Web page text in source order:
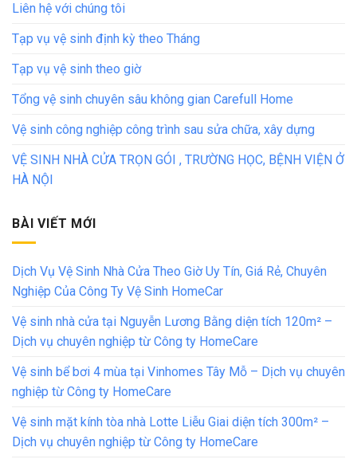
Liên hệ với chúng tôi
Tạp vụ vệ sinh định kỳ theo Tháng
Tạp vụ vệ sinh theo giờ
Tổng vệ sinh chuyên sâu không gian Carefull Home
Vệ sinh công nghiệp công trình sau sửa chữa, xây dựng
VỆ SINH NHÀ CỬA TRỌN GÓI , TRƯỜNG HỌC, BỆNH VIỆN Ở
HÀ NỘI
BÀI VIẾT MỚI
Dịch Vụ Vệ Sinh Nhà Cửa Theo Giờ Uy Tín, Giá Rẻ, Chuyên
Nghiệp Của Công Ty Vệ Sinh HomeCar
Vệ sinh nhà cửa tại Nguyễn Lương Bằng diện tích 120m² –
Dịch vụ chuyên nghiệp từ Công ty HomeCare
Vệ sinh bể bơi 4 mùa tại Vinhomes Tây Mỗ – Dịch vụ chuyên
nghiệp từ Công ty HomeCare
Vệ sinh mặt kính tòa nhà Lotte Liễu Giai diện tích 300m² –
Dịch vụ chuyên nghiệp từ Công ty HomeCare